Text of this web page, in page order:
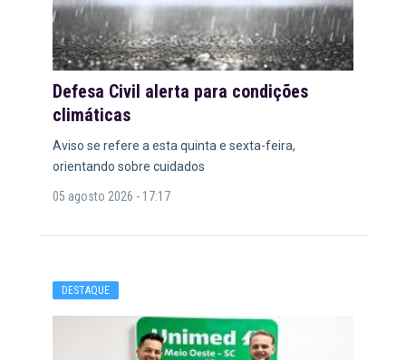
Defesa Civil alerta para condições
climáticas
Aviso se refere a esta quinta e sexta-feira,
orientando sobre cuidados
05 agosto 2026 - 17:17
DESTAQUE